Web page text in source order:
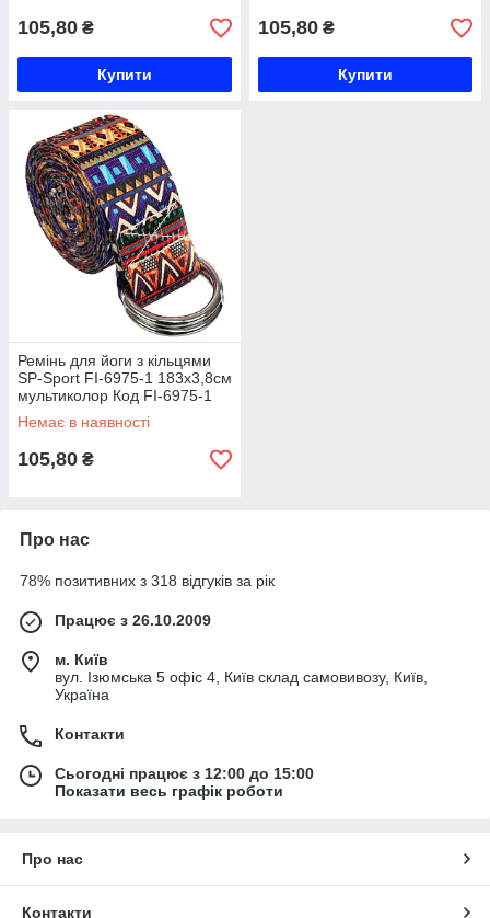
105,80 ₴
Купити
105,80 ₴
Купити
Ремінь для йоги з кільцями
SP-Sport FI-6975-1 183x3,8см
мультиколор Код FI-6975-1
Немає в наявності
105,80 ₴
Про нас
78% позитивних з 318 відгуків за рік
Працює з 26.10.2009
м. Київ
вул. Ізюмська 5 офіс 4, Київ склад самовивозу, Київ,
Україна
Контакти
Сьогодні працює з 12:00 до 15:00
Показати весь графік роботи
Про нас
Контакти